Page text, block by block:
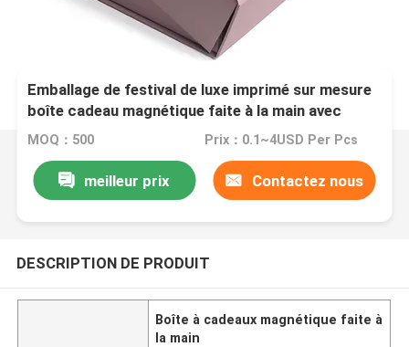
Emballage de festival de luxe imprimé sur mesure
boîte cadeau magnétique faite à la main avec
fenêtres pour le modèle de jouet cosmétique
MOQ：500 Prix：0.1~4USD Per Pcs
meilleur prix Contactez nous
DESCRIPTION DE PRODUIT
Boîte à cadeaux magnétique faite à
la main